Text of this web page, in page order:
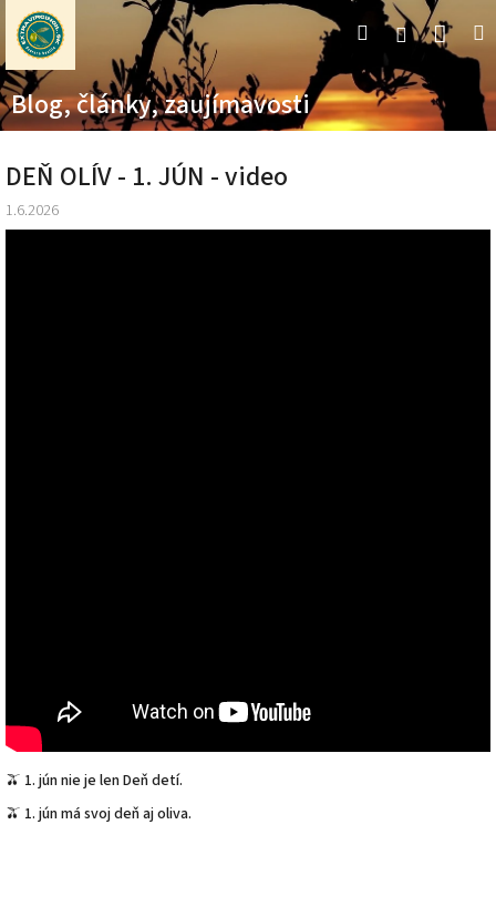
Prejsť
obsah
HľadaťPrihlásenie
Blog, články, zaujímavosti
DEŇ OLÍV - 1. JÚN - video
1.6.2026
🫒 1. jún nie je len Deň detí.
🫒 1. jún má svoj deň aj oliva.